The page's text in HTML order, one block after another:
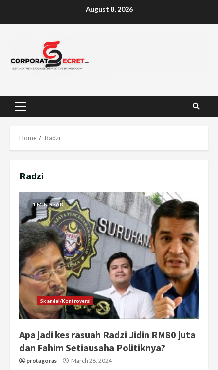
August 8, 2026
Primary
Home Radzi
Radzi
1 MIN READ
Skandal/Kontroversi
Apa jadi kes rasuah Radzi Jidin RM80 juta
dan Fahim Setiausaha Politiknya?
protagoras March 28, 2024